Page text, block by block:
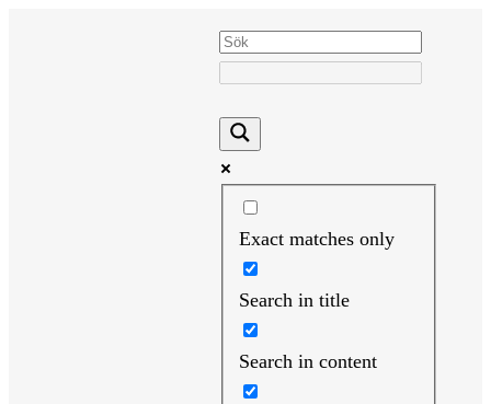
Exact matches only
Search in title
Search in content